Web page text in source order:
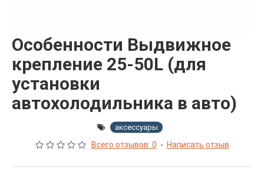
Особенности Выдвижное
крепление 25-50L (для
установки
автохолодильника в авто)
аксессуары
Всего отзывов: 0 - Написать отзыв